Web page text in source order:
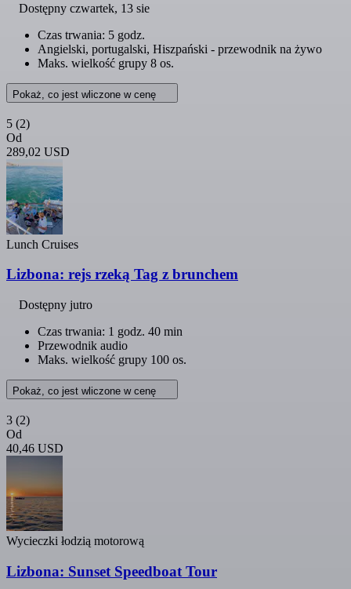
Dostępny czwartek, 13 sie
Czas trwania: 5 godz.
Angielski, portugalski, Hiszpański - przewodnik na żywo
Maks. wielkość grupy 8 os.
Pokaż, co jest wliczone w cenę
5 (2)
Od
289,02 USD
Lunch Cruises
Lizbona: rejs rzeką Tag z brunchem
Dostępny jutro
Czas trwania: 1 godz. 40 min
Przewodnik audio
Maks. wielkość grupy 100 os.
Pokaż, co jest wliczone w cenę
3 (2)
Od
40,46 USD
Wycieczki łodzią motorową
Lizbona: Sunset Speedboat Tour